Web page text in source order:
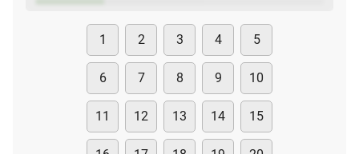
1 2 3 4 5
6 7 8 9 10
11 12 13 14 15